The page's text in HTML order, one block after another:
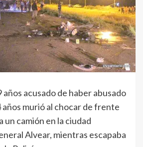
años acusado de haber abusado
años murió al chocar de frente
un camión en la ciudad
Alvear​, mientras escapaba